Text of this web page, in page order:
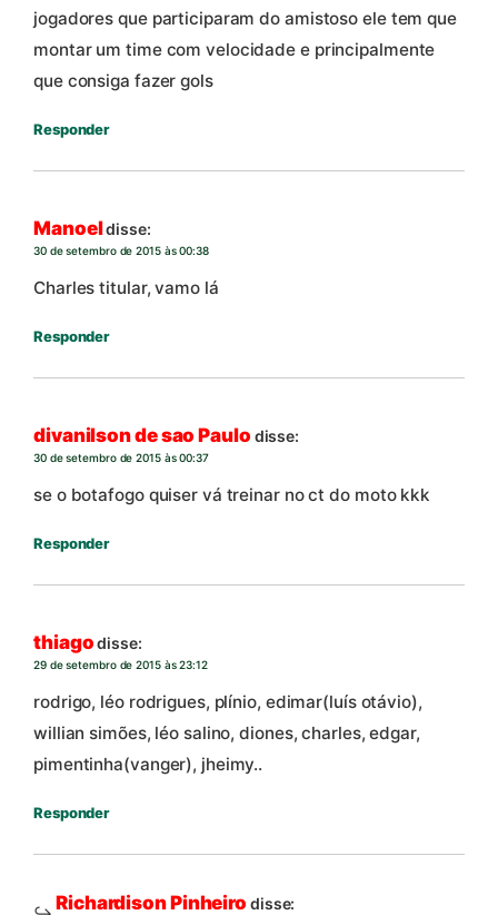
jogadores que participaram do amistoso ele tem que
montar um time com velocidade e principalmente
que consiga fazer gols
Responder
Manoeldisse:
30 de setembro de 2015 às 00:38
Charles titular, vamo lá
Responder
divanilson de sao Paulo disse:
30 de setembro de 2015 às 00:37
se o botafogo quiser vá treinar no ct do moto kkk
Responder
thiagodisse:
29 de setembro de 2015 às 23:12
rodrigo, léo rodrigues, plínio, edimar(luís otávio),
willian simões, léo salino, diones, charles, edgar,
pimentinha(vanger), jheimy..
Responder
Richardison Pinheiro disse: